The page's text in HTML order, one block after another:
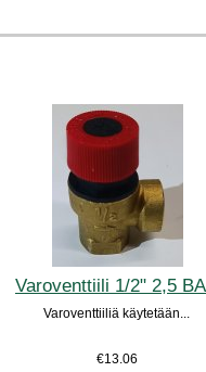
Varoventtiili 1/2" 2,5
Varoventtiiliä käytetään...
€13.06